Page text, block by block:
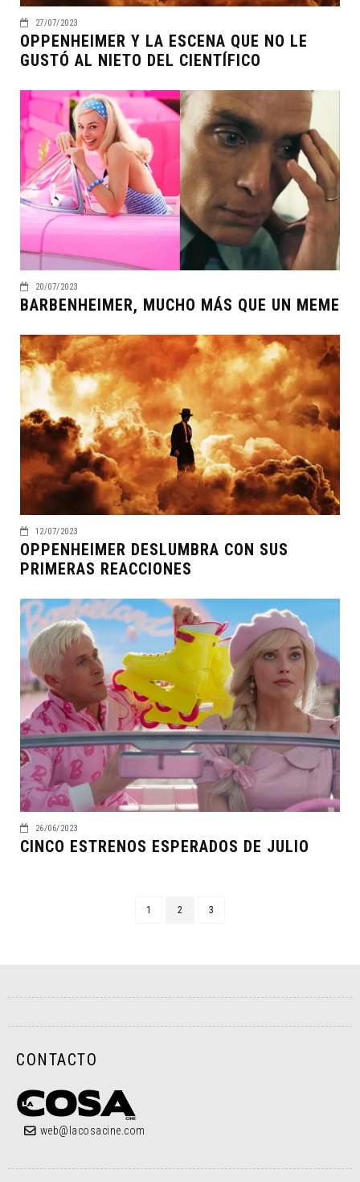
27/07/2023
OPPENHEIMER Y LA ESCENA QUE NO LE
GUSTÓ AL NIETO DEL CIENTÍFICO
20/07/2023
BARBENHEIMER, MUCHO MÁS QUE UN MEME
12/07/2023
OPPENHEIMER DESLUMBRA CON SUS
PRIMERAS REACCIONES
26/06/2023
CINCO ESTRENOS ESPERADOS DE JULIO
1 2 3
CONTACTO
web@lacosacine.com